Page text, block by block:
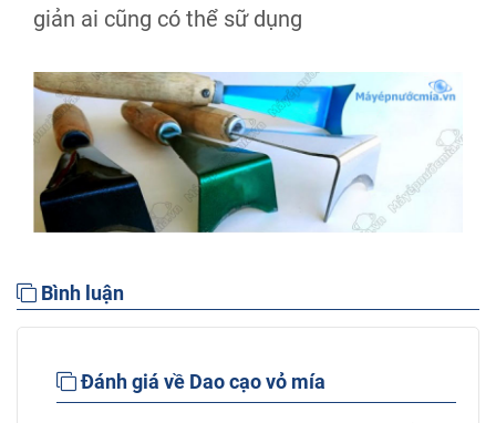
giản ai cũng có thể sữ dụng
Bình luận
Đánh giá về Dao cạo vỏ mía